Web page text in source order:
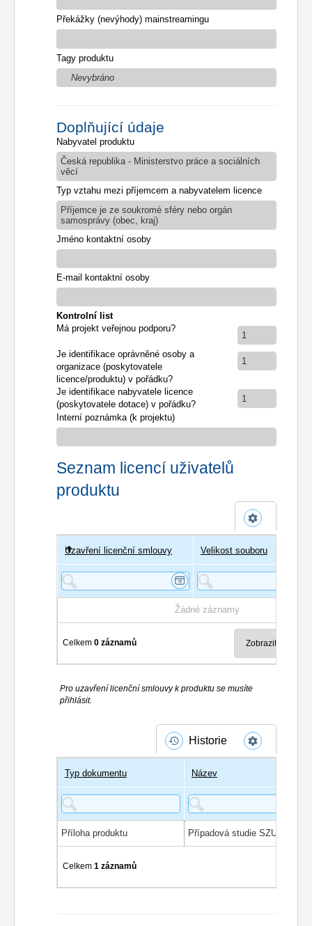
Překážky (nevýhody) mainstreamingu
Tagy produktu
Nevybráno
Doplňující údaje
Nabyvatel produktu
Česká republika - Ministerstvo práce a sociálních
věcí
Typ vztahu mezi příjemcem a nabyvatelem licence
Příjemce je ze soukromé sféry nebo orgán
samosprávy (obec, kraj)
Jméno kontaktní osoby
E-mail kontaktní osoby
Kontrolní list
Má projekt veřejnou podporu?
1
Je identifikace oprávněné osoby a
organizace (poskytovatele
licence/produktu) v pořádku?
1
Je identifikace nabyvatele licence
(poskytovatele dotace) v pořádku?
1
Interní poznámka (k projektu)
Seznam licencí uživatelů
produktu
Uživatel
Uzavření licenční smlouvy Velikost souboru
Žádné záznamy
Celkem0 záznamů
Pro uzavření licenční smlouvy k produktu se musíte
přihlásit.
Historie
Typ dokumentu Název
Příloha produktu
Celkem1 záznamů